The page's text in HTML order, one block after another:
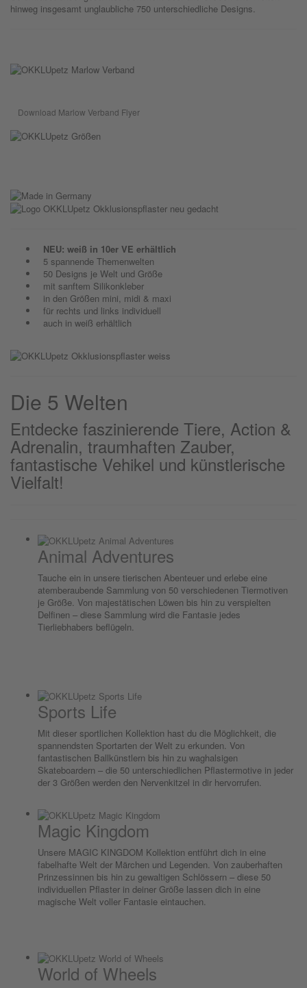
hinweg insgesamt unglaubliche 750 unterschiedliche Designs.
Download Marlow Verband Flyer
NEU: weiß in 10er VE erhältlich
5 spannende Themenwelten
50 Designs je Welt und Größe
mit sanftem Silikonkleber
in den Größen mini, midi & maxi
für rechts und links individuell
auch in weiß erhältlich
Die 5 Welten
Entdecke faszinierende Tiere, Action &
Adrenalin, traumhaften Zauber,
fantastische Vehikel und künstlerische
Vielfalt!
Animal Adventures
Tauche ein in unsere tierischen Abenteuer und erlebe eine
atemberaubende Sammlung von 50 verschiedenen Tiermotiven
je Größe. Von majestätischen Löwen bis hin zu verspielten
Delfinen – diese Sammlung wird die Fantasie jedes
Tierliebhabers beflügeln.
Sports Life
Mit dieser sportlichen Kollektion hast du die Möglichkeit, die
spannendsten Sportarten der Welt zu erkunden. Von
fantastischen Ballkünstlern bis hin zu waghalsigen
Skateboardern – die 50 unterschiedlichen Pflastermotive in jeder
der 3 Größen werden den Nervenkitzel in dir hervorrufen.
Magic Kingdom
Unsere MAGIC KINGDOM Kollektion entführt dich in eine
fabelhafte Welt der Märchen und Legenden. Von zauberhaften
Prinzessinnen bis hin zu gewaltigen Schlössern – diese 50
individuellen Pflaster in deiner Größe lassen dich in eine
magische Welt voller Fantasie eintauchen.
World of Wheels